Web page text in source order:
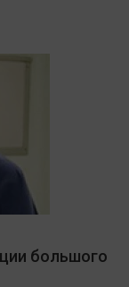
большого